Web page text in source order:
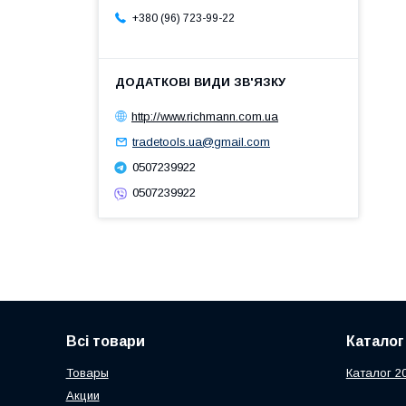
+380 (96) 723-99-22
http://www.richmann.com.ua
tradetools.ua@gmail.com
0507239922
0507239922
Всі товари
Товары
Акции
Каталог
Каталог